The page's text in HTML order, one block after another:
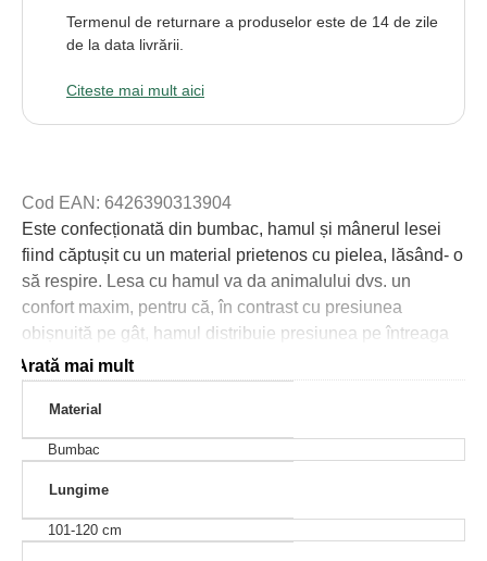
Termenul de returnare a produselor este de 14 de zile
de la data livrării.
Citeste mai mult aici
Cod EAN: 6426390313904
Este confecționată din bumbac, hamul și mânerul lesei
fiind căptușit cu un material prietenos cu pielea, lăsând- o
să respire. Lesa cu hamul va da animalului dvs. un
confort maxim, pentru că, în contrast cu presiunea
obișnuită pe gât, hamul distribuie presiunea pe întreaga
lungime. Lesa poate fi detașată cu ajutorul carabinei
metalice detașabile. Hamul este ușor de îmbrăcat, lesa
ușor de prins, iar veți avea un control mai bun asupra
cățelului. Bretelele hamului sunt ajustabile, ceea ce va
permite să le adaptați în mod ideal la dimensiunea
câinelui, astfel încât acestea să nu fie prea libere sau
prea strâns fixat. Dimensiuni lesă: lățime 4 cm și
lungimea lesei 120 cm.
Arată mai mult
Material
Bumbac
Lungime
101-120 cm